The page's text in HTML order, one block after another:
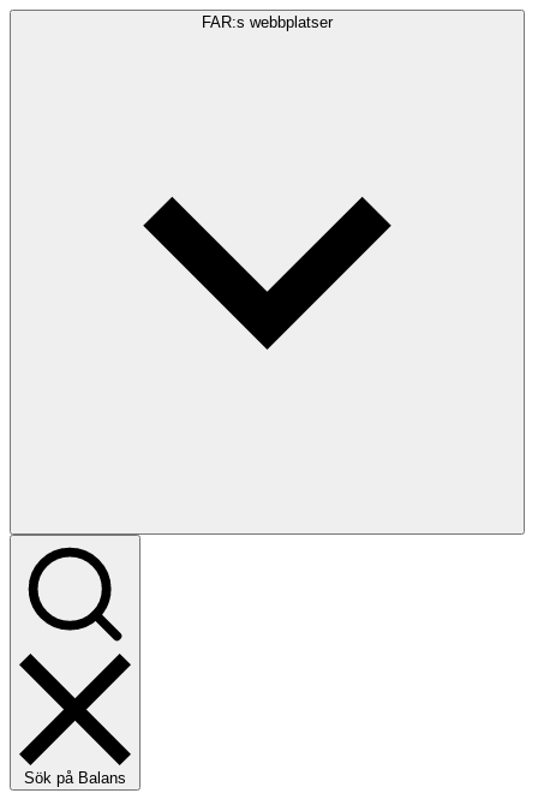
FAR:s webbplatser
Sök på Balans